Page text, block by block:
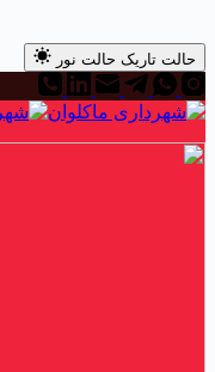
حالت تاریک حالت نور